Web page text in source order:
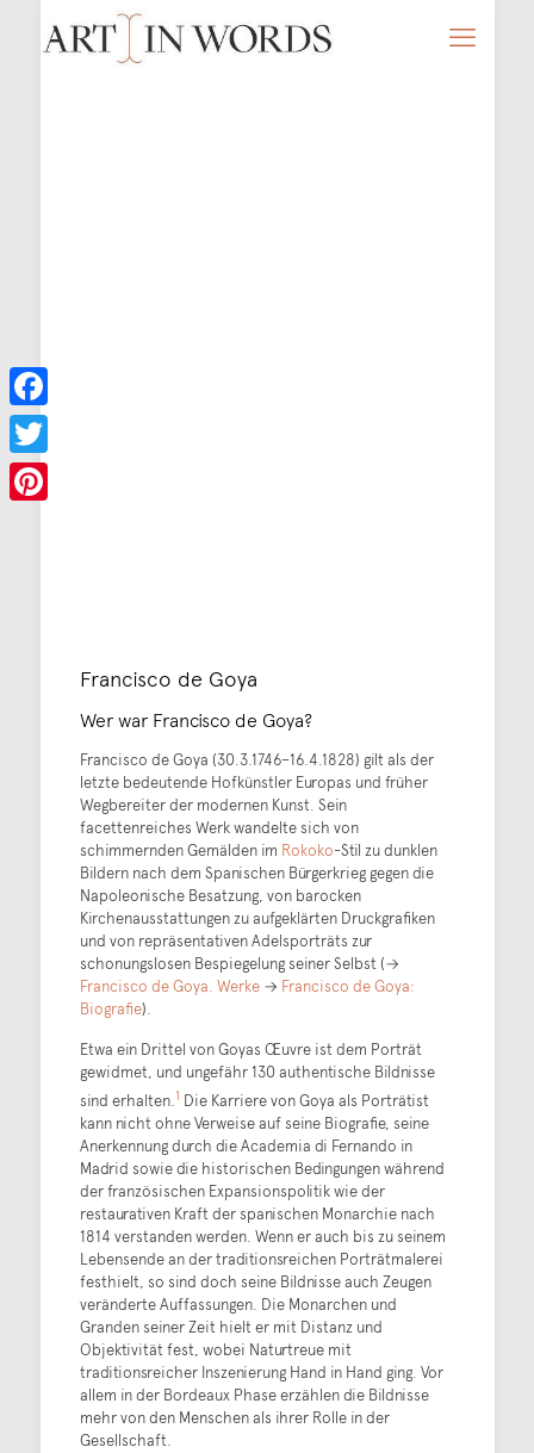
Francisco de Goya
Wer war Francisco de Goya?
Francisco de Goya (30.3.1746–16.4.1828) gilt als der
letzte bedeutende Hofkünstler Europas und früher
Wegbereiter der modernen Kunst. Sein
facettenreiches Werk wandelte sich von
schimmernden Gemälden im Rokoko-Stil zu dunklen
Bildern nach dem Spanischen Bürgerkrieg gegen die
Napoleonische Besatzung, von barocken
Kirchenausstattungen zu aufgeklärten Druckgrafiken
und von repräsentativen Adelsporträts zur
schonungslosen Bespiegelung seiner Selbst (→
Francisco de Goya. Werke→ Francisco de Goya:
Biografie).
Etwa ein Drittel von Goyas Œuvre ist dem Porträt
gewidmet, und ungefähr 130 authentische Bildnisse
sind erhalten.1 Die Karriere von Goya als Porträtist
kann nicht ohne Verweise auf seine Biografie, seine
Anerkennung durch die Academia di Fernando in
Madrid sowie die historischen Bedingungen während
der französischen Expansionspolitik wie der
restaurativen Kraft der spanischen Monarchie nach
1814 verstanden werden. Wenn er auch bis zu seinem
Lebensende an der traditionsreichen Porträtmalerei
festhielt, so sind doch seine Bildnisse auch Zeugen
veränderte Auffassungen. Die Monarchen und
Granden seiner Zeit hielt er mit Distanz und
Objektivität fest, wobei Naturtreue mit
traditionsreicher Inszenierung Hand in Hand ging. Vor
allem in der Bordeaux Phase erzählen die Bildnisse
mehr von den Menschen als ihrer Rolle in der
Gesellschaft.
Facebook
Twitter